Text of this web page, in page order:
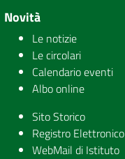
Novità
Le notizie
Le circolari
Calendario eventi
Albo online
Sito Storico
Registro Elettronico
WebMail di Istituto